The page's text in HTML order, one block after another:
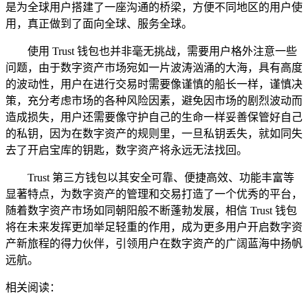
是为全球用户搭建了一座沟通的桥梁，方便不同地区的用户使
用，真正做到了面向全球、服务全球。
使用 Trust 钱包也并非毫无挑战，需要用户格外注意一些
问题，由于数字资产市场宛如一片波涛汹涌的大海，具有高度
的波动性，用户在进行交易时需要像谨慎的船长一样，谨慎决
策，充分考虑市场的各种风险因素，避免因市场的剧烈波动而
造成损失，用户还需要像守护自己的生命一样妥善保管好自己
的私钥，因为在数字资产的规则里，一旦私钥丢失，就如同失
去了开启宝库的钥匙，数字资产将永远无法找回。
Trust 第三方钱包以其安全可靠、便捷高效、功能丰富等
显著特点，为数字资产的管理和交易打造了一个优秀的平台，
随着数字资产市场如同朝阳般不断蓬勃发展，相信 Trust 钱包
将在未来发挥更加举足轻重的作用，成为更多用户开启数字资
产新旅程的得力伙伴，引领用户在数字资产的广阔蓝海中扬帆
远航。
相关阅读：